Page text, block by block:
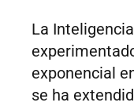
La
exponencial
se ha